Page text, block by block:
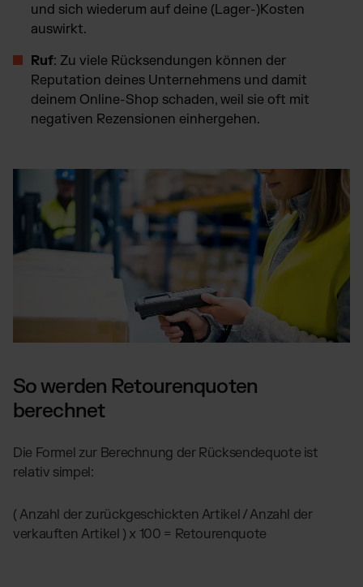
und sich wiederum auf deine (Lager-)Kosten
auswirkt.
Ruf: Zu viele Rücksendungen können der
Reputation deines Unternehmens und damit
deinem Online-Shop schaden, weil sie oft mit
negativen Rezensionen einhergehen.
So werden Retourenquoten
berechnet
Die Formel zur Berechnung der Rücksendequote ist
relativ simpel:
( Anzahl der zurückgeschickten Artikel / Anzahl der
verkauften Artikel ) x 100 = Retourenquote